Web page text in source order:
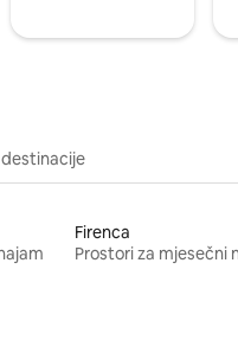
Firenca
Prostori za mjesečni